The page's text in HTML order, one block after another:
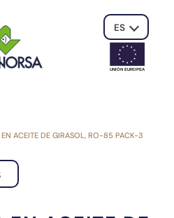
ES
UNIÓN EUROPEA
ACEITE DE GIRASOL, RO-85 PACK-3